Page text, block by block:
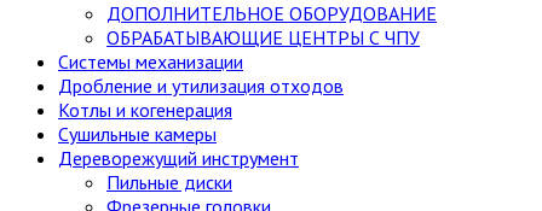
ДОПОЛНИТЕЛЬНОЕ ОБОРУДОВАНИЕ
ОБРАБАТЫВАЮЩИЕ ЦЕНТРЫ С ЧПУ
Системы механизации
Дробление и утилизация отходов
Котлы и когенерация
Сушильные камеры
Дереворежущий инструмент
Пильные диски
Фрезерные головки